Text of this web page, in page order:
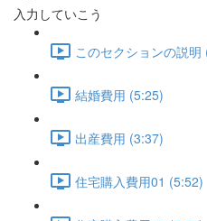
入力していこう
このセクションの説明
結婚費用 (5:25)
出産費用 (3:37)
住宅購入費用01 (5:52)